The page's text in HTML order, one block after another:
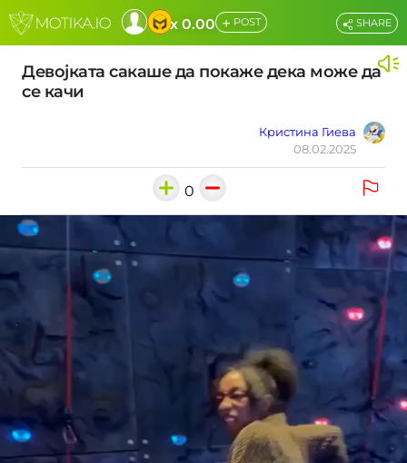
x 0.00 + POST
Девојката сакаше да покаже дека може да
се качи
Кристина Гиева
08.02.2025
SHARE
0